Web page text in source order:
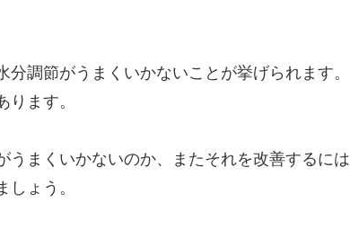
分調節がうまくいかないことが挙げられます。
ます。
まくいかないのか、またそれを改善するには
ょう。